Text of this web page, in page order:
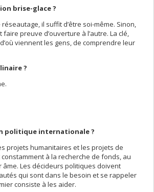
brise-glace ?
réseautage, il suffit d’être soi-même. Sinon,
faire preuve d’ouverture à l’autre. La clé,
viennent les gens, de comprendre leur
?
politique internationale ?
projets humanitaires et les projets de
à la recherche de fonds, au
Les décideurs politiques doivent
qui sont dans le besoin et se rappeler
consiste à les aider.